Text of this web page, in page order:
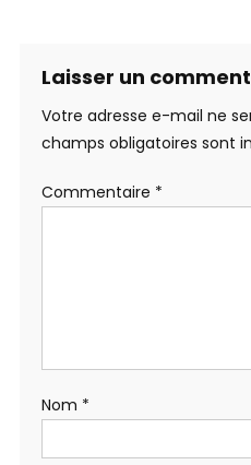
Laisser un
Votre adresse e-mail ne
champs obligatoires sont
Commentaire *
Nom *